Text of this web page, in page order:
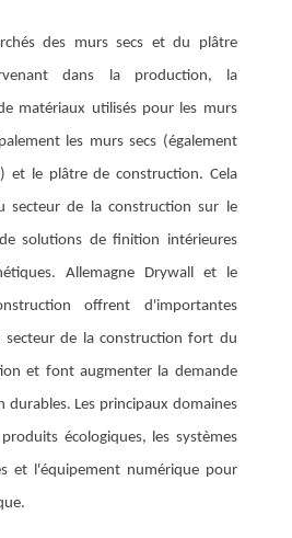
des murs secs et du plâtre
dans la production, la
matériaux utilisés pour les murs
les murs secs (également
et le plâtre de construction. Cela
secteur de la construction sur le
solutions de finition intérieures
Allemagne Drywall et le
offrent d'importantes
secteur de la construction fort du
et font augmenter la demande
Les principaux domaines
écologiques, les systèmes
et l'équipement numérique pour